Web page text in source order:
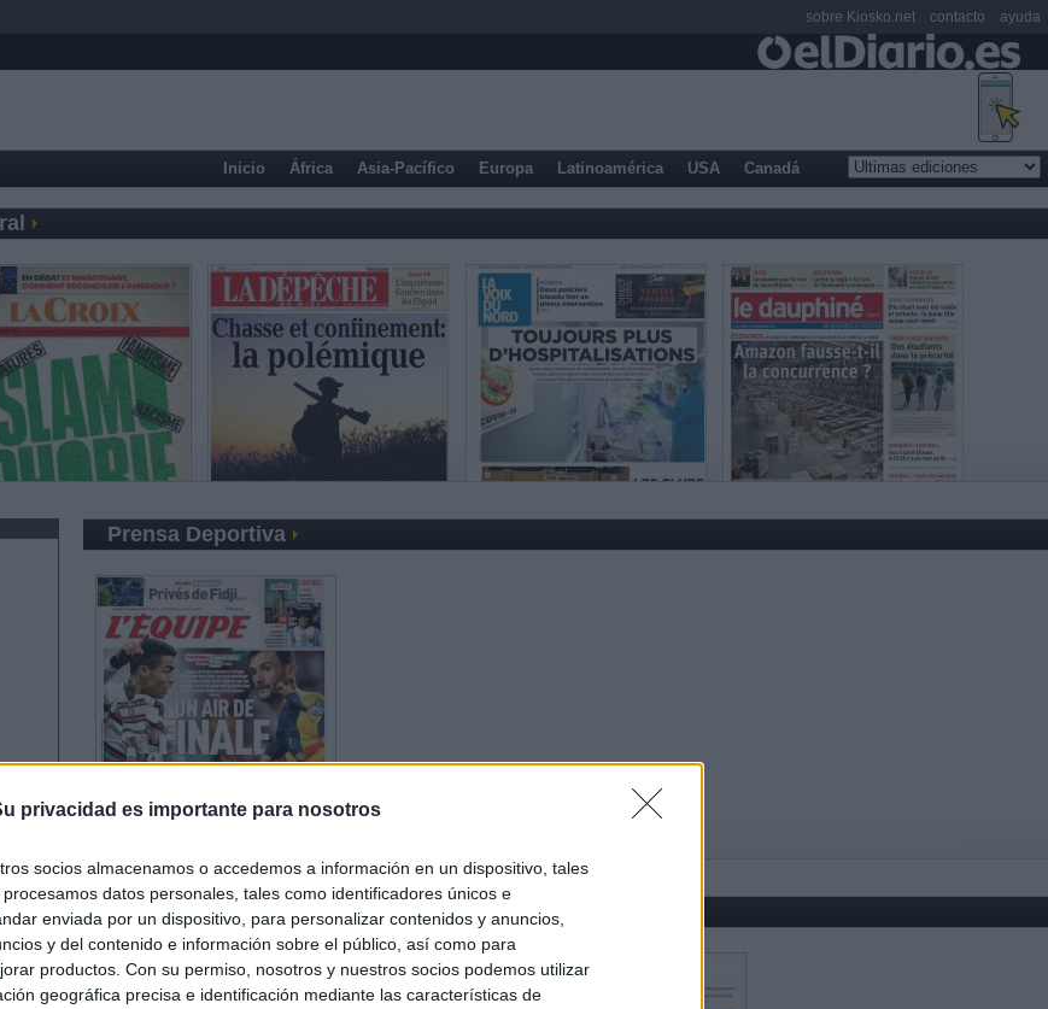
privacidad es importante para nosotros
socios almacenamos o accedemos a información en un dispositivo, tales
datos personales, tales como identificadores únicos e
enviada por un dispositivo, para personalizar contenidos y anuncios,
y del contenido e información sobre el público, así como para
productos. Con su permiso, nosotros y nuestros socios podemos utilizar
geográfica precisa e identificación mediante las características de
Inicio África Asia-Pacífico Europa Latinoamérica USA Canadá
Prensa Deportiva
sobre Kiosko.net contacto ayuda